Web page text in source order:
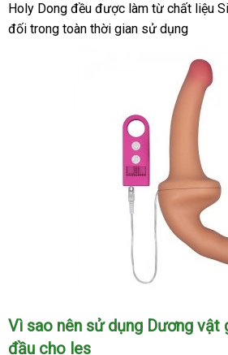
Holy Dong đều voucher
được làm từ chất liệu
đối trong toàn thời gian sử dụng
Hình
ảnh
mô
Vì sao nên sử dụng Dương vật
đầu cho les